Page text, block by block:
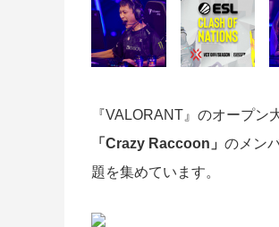
『VALORANT』のオープ
「Crazy Raccoon」 のメン
題を集めています。